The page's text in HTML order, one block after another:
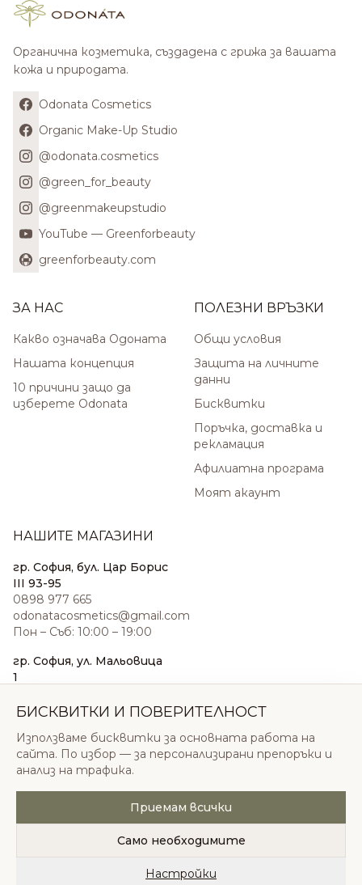
Органична козметика, създадена с грижа за вашата
кожа и природата.
Odonata Cosmetics
Organic Make-Up Studio
@odonata.cosmetics
@green_for_beauty
@greenmakeupstudio
YouTube — Greenforbeauty
greenforbeauty.com
ЗА НАС
Какво означава Одоната
Нашата концепция
10 причини защо да
изберете Odonata
ПОЛЕЗНИ ВРЪЗКИ
Общи условия
Защита на личните
данни
Бисквитки
Поръчка, доставка и
рекламация
Афилиатна програма
Моят акаунт
НАШИТЕ МАГАЗИНИ
гр. София, бул. Цар Борис
III 93-95
0898 977 665
odonatacosmetics@gmail.com
Пон – Съб: 10:00 – 19:00
гр. София, ул. Мальовица
1
sales@odonatacosmetics.com
Нед: 11:00 – 18:00
© 2026 Одоната Козметикс ООД. Всички права
запазени.
Политика за поверителностОбщи условия
БИСКВИТКИ И ПОВЕРИТЕЛНОСТ
Използваме бисквитки за основната работа на
сайта. По избор — за персонализирани препоръки и
анализ на трафика.
Приемам всички
Само необходимите
Настройки